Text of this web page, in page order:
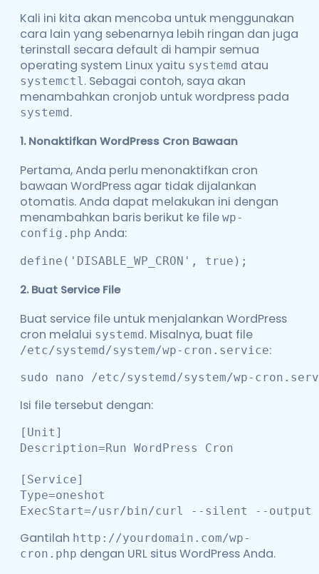
Kali ini kita akan mencoba untuk menggunakan
cara lain yang sebenarnya lebih ringan dan juga
terinstall secara default di hampir semua
operating system Linux yaitu systemd atau
systemctl . Sebagai contoh, saya akan
menambahkan cronjob untuk wordpress pada
systemd.
1.Nonaktifkan WordPress Cron Bawaan
Pertama, Anda perlu menonaktifkan cron
bawaan WordPress agar tidak dijalankan
otomatis. Anda dapat melakukan ini dengan
menambahkan baris berikut ke file wp-
config.php Anda:
define('DISABLE_WP_CRON', true);
2.Buat Service File
Buat service file untuk menjalankan WordPress
cron melalui systemd. Misalnya, buat file
/etc/systemd/system/wp-cron.service:
sudo nano /etc/systemd/system/wp-
Isi file tersebut dengan:
[Unit]
Description=Run WordPress Cron
[Service]
Type=oneshot
ExecStart=/usr/bin/curl --silent --output
Gantilah http://yourdomain.com/wp-
cron.php dengan URL situs WordPress Anda.